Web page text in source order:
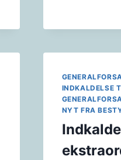
INDKALDELSE
NYT FRA